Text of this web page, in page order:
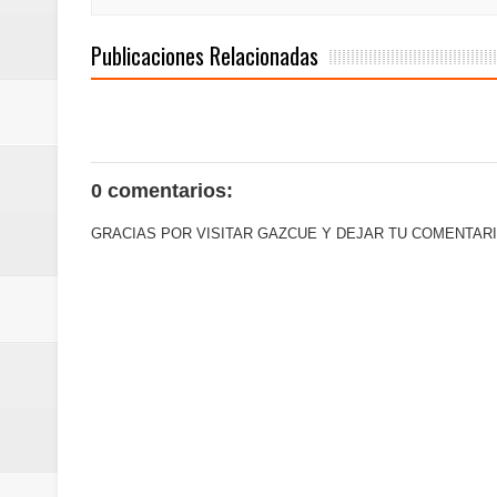
Juan Luis Guerra se acompaña
Publicaciones Relacionadas
0 comentarios:
GRACIAS POR VISITAR GAZCUE Y DEJAR TU